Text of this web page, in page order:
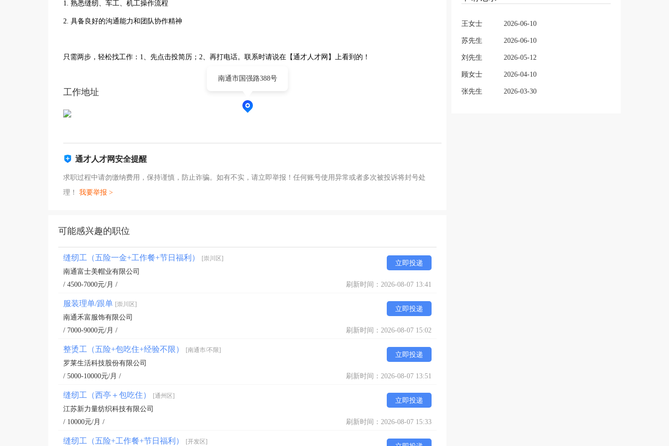
1. 熟悉缝纫、车工、机工操作流程
2. 具备良好的沟通能力和团队协作精神
只需两步，轻松找工作：1、先点击投简历；2、再打电话。联系时请说在【通才人才网】上看到的！
工作地址
南通市国强路388号
通才人才网安全提醒
求职过程中请勿缴纳费用，保持谨慎，防止诈骗。如有不实，请立即举报！任何账号使用异常或者多次被投诉将封号处
理！ 我要举报 >
可能感兴趣的职位
缝纫工（五险一金+工作餐+节日福利） [崇川区]
立即投递
南通富士美帽业有限公司
/ 4500-7000元/月 /
刷新时间：2026-08-07 13:41
服装理单/跟单 [崇川区]
立即投递
南通禾富服饰有限公司
/ 7000-9000元/月 /
刷新时间：2026-08-07 15:02
整烫工（五险+包吃住+经验不限） [南通市/不限]
立即投递
罗莱生活科技股份有限公司
/ 5000-10000元/月 /
刷新时间：2026-08-07 13:51
缝纫工（西亭＋包吃住） [通州区]
立即投递
江苏新力量纺织科技有限公司
/ 10000元/月 /
刷新时间：2026-08-07 15:33
缝纫工（五险+工作餐+节日福利） [开发区]
王女士 2026-06-10
苏先生 2026-06-10
刘先生 2026-05-12
顾女士 2026-04-10
张先生 2026-03-30